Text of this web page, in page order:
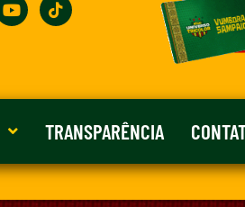
TRANSPARÊNCIA